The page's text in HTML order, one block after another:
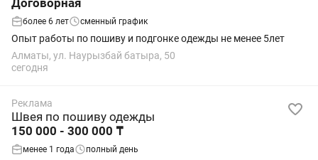
Договорная
более 6 лет сменный график
Опыт работы по пошиву и подгонке одежды не менее 5лет
Алматы, ул. Наурызбай батыра, 50
сегодня
Реклама
Швея по пошиву одежды
150 000 - 300 000 ₸
менее 1 года полный день